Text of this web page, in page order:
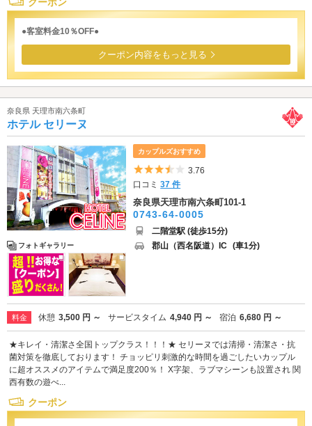
クーポン
●客室料金10％OFF●
クーポン内容をもっと見る
奈良県 天理市南六条町
ホテル セリーヌ
フォトギャラリー
カップルズおすすめ
5つ星のうち3.5
3.76
口コミ37 件
奈良県天理市南六条町101-1
0743-64-0005
二階堂駅 (徒歩15分)
郡山（西名阪道）IC (車1分)
料金 休憩 3,500 円 ～ サービスタイム 4,940 円 ～ 宿泊 6,680 円 ～
★キレイ・清潔さ全国トップクラス！！！★ セリーヌでは清掃・清潔さ・抗
菌対策を徹底しております！ チョッピリ刺激的な時間を過ごしたいカップル
に超オススメのアイテムで満足度200％！ X字架、ラブマシーンも設置され 関
西有数の遊べ...
クーポン